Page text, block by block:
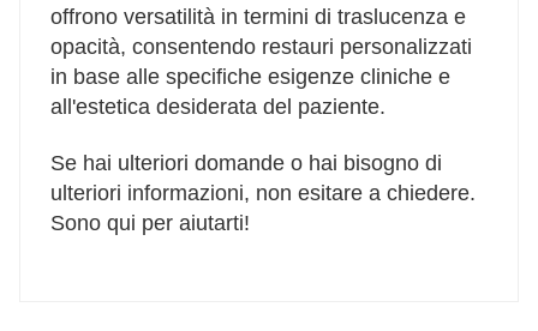
offrono versatilità in termini di traslucenza e
opacità, consentendo restauri personalizzati
in base alle specifiche esigenze cliniche e
all'estetica desiderata del paziente.
Se hai ulteriori domande o hai bisogno di
ulteriori informazioni, non esitare a chiedere.
Sono qui per aiutarti!